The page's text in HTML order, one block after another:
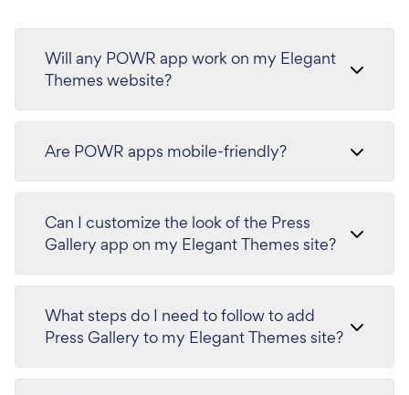
Will any POWR app work on my Elegant
Themes website?
Are POWR apps mobile-friendly?
Can I customize the look of the Press
Gallery app on my Elegant Themes site?
What steps do I need to follow to add
Press Gallery to my Elegant Themes site?